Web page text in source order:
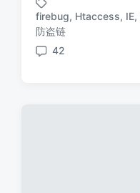
布
日
期
于
标
签
firebug, Htaccess, IE,
防盗链
评
42